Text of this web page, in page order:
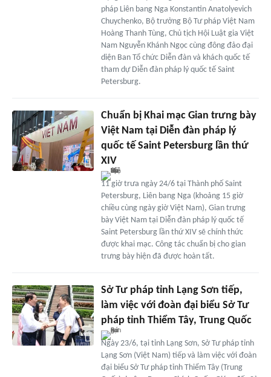
pháp Liên bang Nga Konstantin Anatolyevich
Chuychenko, Bộ trưởng Bộ Tư pháp Việt Nam
Hoàng Thanh Tùng, Chủ tịch Hội Luật gia Việt
Nam Nguyễn Khánh Ngọc cùng đông đảo đại
diện Ban Tổ chức Diễn đàn và khách quốc tế
tham dự Diễn đàn pháp lý quốc tế Saint
Petersburg.
Chuẩn bị Khai mạc Gian trưng bày
Việt Nam tại Diễn đàn pháp lý
quốc tế Saint Petersburg lần thứ
XIV
11 giờ trưa ngày 24/6 tại Thành phố Saint
Petersburg, Liên bang Nga (khoảng 15 giờ
chiều cùng ngày giờ Việt Nam), Gian trưng
bày Việt Nam tại Diễn đàn pháp lý quốc tế
Saint Petersburg lần thứ XIV sẽ chính thức
được khai mạc. Công tác chuẩn bị cho gian
trưng bày hiện đã được hoàn tất.
Sở Tư pháp tỉnh Lạng Sơn tiếp,
làm việc với đoàn đại biểu Sở Tư
pháp tỉnh Thiểm Tây, Trung Quốc
Ngày 23/6, tại tỉnh Lạng Sơn, Sở Tư pháp tỉnh
Lạng Sơn (Việt Nam) tiếp và làm việc với đoàn
đại biểu Sở Tư pháp tỉnh Thiểm Tây (Trung